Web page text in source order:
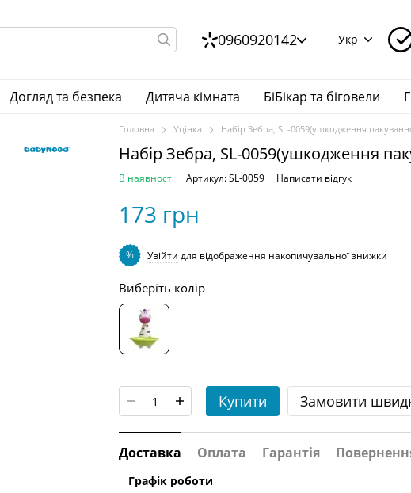
0960920142 Укр
Догляд та безпека Дитяча кімната БіБікар та біговели
Головна Уцінка Набір Зебра, SL-0059(ушкодження
Набір Зебра, SL-0059(ушкодження
В наявності Артикул: SL-0059 Написати відгук
173 грн
% Увійти для відображення накопичувальної знижки
Виберіть колір
Купити Замовити
Доставка Оплата Гарантія
Графік роботи